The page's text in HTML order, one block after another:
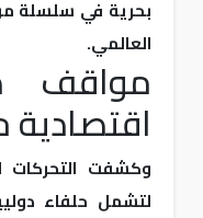
بحرية في سلسلة
العالمي.
مواقف
اقتصادية
وكشفت التحركات
لتشمل حلفاء